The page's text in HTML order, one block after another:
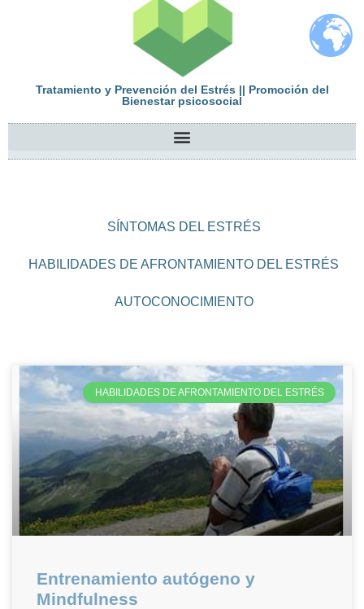
Tratamiento y Prevención del Estrés || Promoción del
Bienestar psicosocial
SÍNTOMAS DEL ESTRÉS
HABILIDADES DE AFRONTAMIENTO DEL ESTRÉS
AUTOCONOCIMIENTO
HABILIDADES DE AFRONTAMIENTO DEL ESTRÉS
Entrenamiento autógeno y
Mindfulness